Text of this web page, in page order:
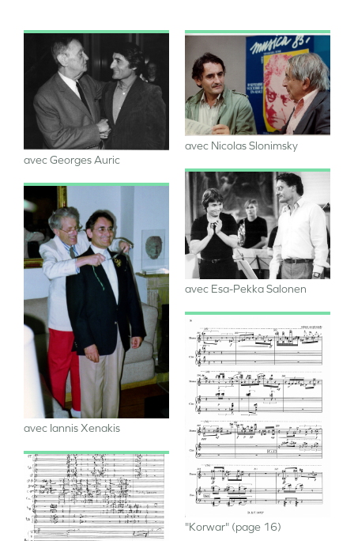
Image
avec Georges Auric
Image
avec Nicolas Slonimsky
Image
avec Esa-Pekka Salonen
Image
avec Iannis Xenakis
Image
"Korwar" (page 16)
Image